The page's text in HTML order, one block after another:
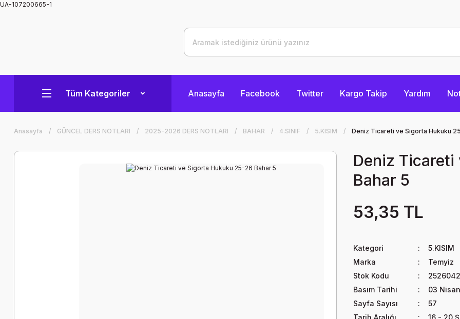
UA-107200665-1
Tüm Kategoriler Anasayfa Facebook Twitter Kargo Takip Yardım
Anasayfa GÜNCEL DERS NOTLARI 2025-2026 DERS NOTLARI BAHAR 4.SINIF 5.KISIM Deniz Ticareti ve Sigorta Hukuku
Deniz
Bahar 5
53,35 TL
Kategori
5.KISIM
Marka
Temyiz
Stok Kodu
Basım Tarihi
03
Sayfa Sayısı
57
Tarih Aralığı
16 - 20